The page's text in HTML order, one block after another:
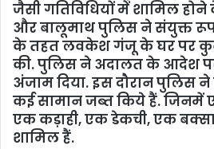
जैसी गतिविधियों में शामिल होने
और बालूमाथ पुलिस ने संयुक्त
के तहत लवकेश गंजू के घर पर
की. पुलिस ने अदालत के आदेश पर
अंजाम दिया. इस दौरान
कई सामान जब्त किये हैं. जिनमें
एक कड़ाही, एक डेकची, एक
शामिल हैं.